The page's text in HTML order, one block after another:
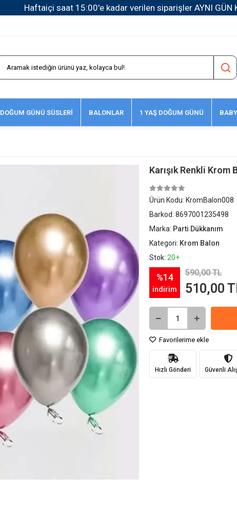
1500 TL ve Üzeri Kargo Ücretsiz!
DOĞUM GÜNÜ SÜSLERİ BALONLAR 1 YAŞ DOĞUM GÜNÜ
Karışık Renkli
Ürün Kodu: KromBalon008
Barkod: 8697001235498
Marka: Parti Dükkanım
Kategori: Krom Balon
Stok: 20+
%14
indirim
590,00 TL
510,00
Favorilerime ekle
Hızlı Gönderi Güvenli